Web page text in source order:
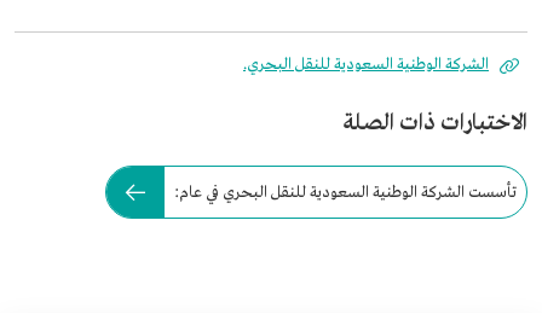
الشركة الوطنية السعودية للنقل البحري.
الاختبارات ذات الصلة
تأسست الشركة الوطنية السعودية للنقل البحري في عام: